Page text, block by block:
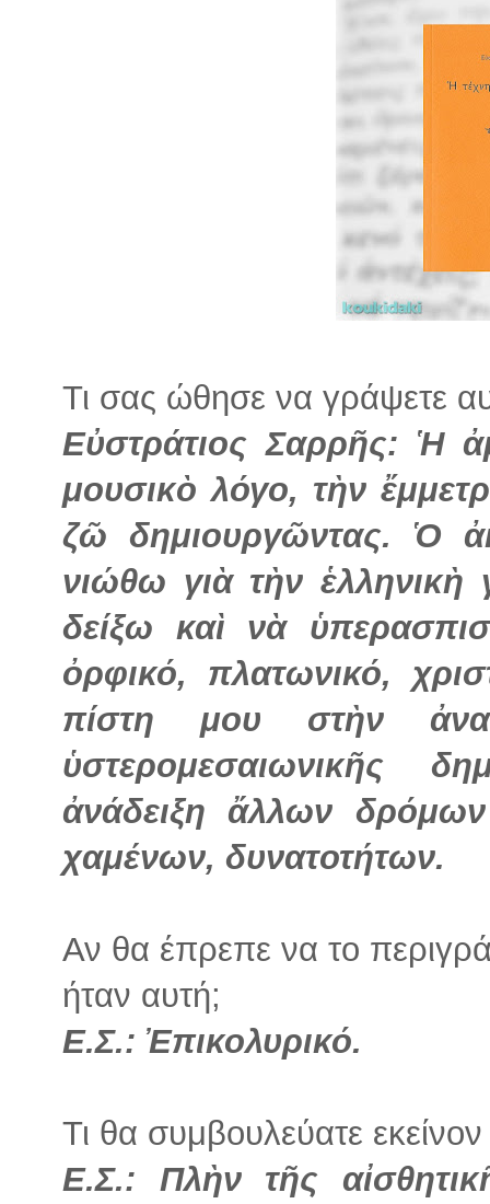
Τι σας ώθησε να γράψετε
Εὐστράτιος Σαρρῆς: Ἡ
μουσικὸ λόγο, τὴν
ζῶ δημιουργῶντας. Ὁ
νιώθω γιὰ τὴν
δείξω καὶ νὰ
ὀρφικό, πλατωνικό,
πίστη μου στὴν
ὑστερομεσαιωνικῆς
ἀνάδειξη ἄλλων
χαμένων, δυνατοτήτων.
Αν θα έπρεπε να το
ήταν αυτή;
Ε.Σ.: Ἐπικολυρικό.
Τι θα συμβουλεύατε
Ε.Σ.: Πλὴν τῆς